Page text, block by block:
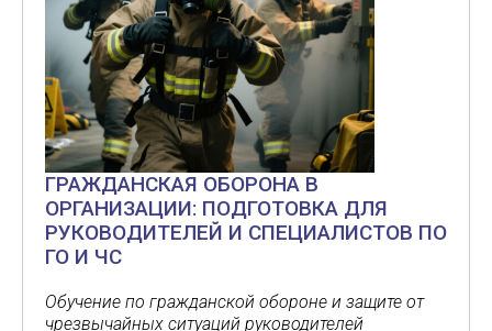
ГРАЖДАНСКАЯ ОБОРОНА В
ОРГАНИЗАЦИИ: ПОДГОТОВКА ДЛЯ
РУКОВОДИТЕЛЕЙ И СПЕЦИАЛИСТОВ ПО
ГО И ЧС
Обучение по гражданской обороне и защите от
чрезвычайных ситуаций руководителей